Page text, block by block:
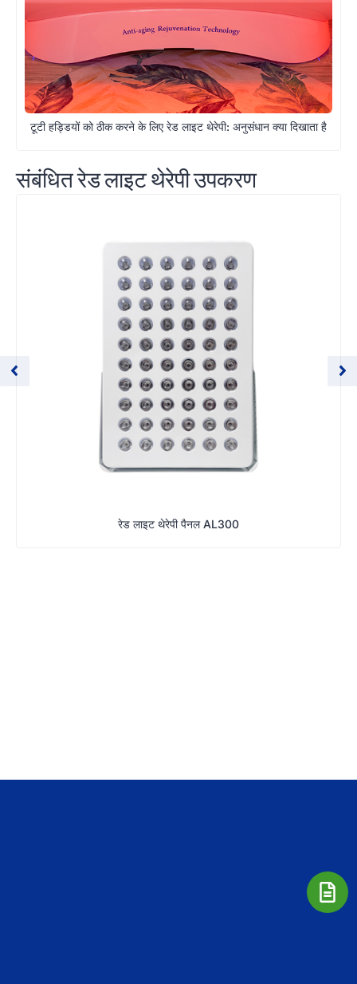
टूटी हड्डियों को ठीक करने के लिए रेड लाइट थेरेपी: अनुसंधान क्या दिखाता है
संबंधित रेड लाइट थेरेपी उपकरण
रेड लाइट थेरेपी पैनल AL300